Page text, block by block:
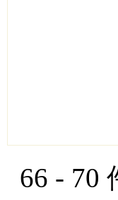
66 - 70